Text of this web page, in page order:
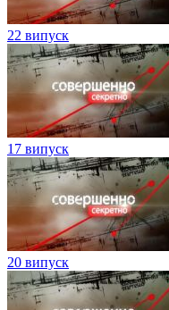
22 випуск
17 випуск
20 випуск